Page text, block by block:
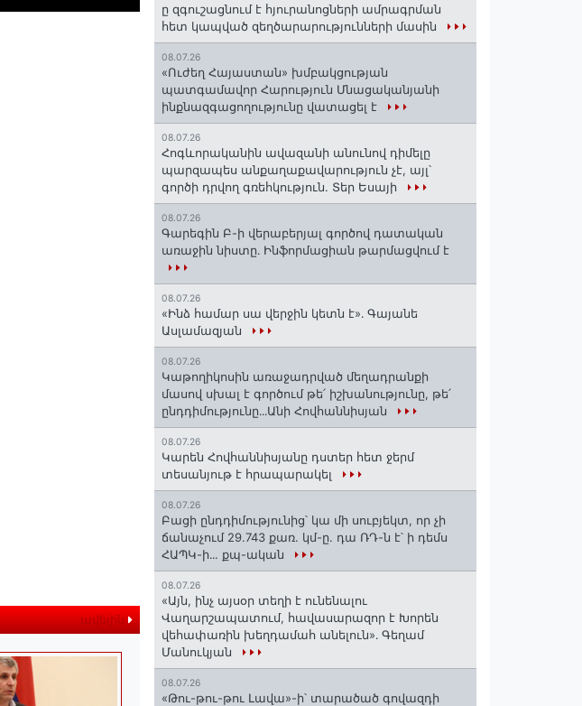
ավելին
ը զգուշացնում է հյուրանոցների ամրագրման
հետ կապված զեղծարարությունների մասին
08.07.26
«Ուժեղ Հայաստան» խմբակցության
պատգամավոր Հարություն Մնացականյանի
ինքնազգացողությունը վատացել է
08.07.26
Հոգևորականին ավազանի անունով դիմելը
պարզապես անքաղաքավարություն չէ, այլ՝
գործի դրվող գռեհկություն. Տեր Եսայի
08.07.26
Գարեգին Բ-ի վերաբերյալ գործով դատական
առաջին նիստը․ Ինֆորմացիան թարմացվում է
08.07.26
«Ինձ համար սա վերջին կետն է»․ Գայանե
Ասլամազյան
08.07.26
Կաթողիկոսին առաջադրված մեղադրանքի
մասով սխալ է գործում թե՛ իշխանությունը, թե՛
ընդդիմությունը․․․Անի Հովհաննիսյան
08.07.26
Կարեն Հովհաննիսյանը դստեր հետ ջերմ
տեսանյութ է հրապարակել
08.07.26
Բացի ընդդիմությունից՝ կա մի սուբյեկտ, որ չի
ճանաչում 29.743 քառ. կմ-ը. դա ՌԴ-ն է՝ ի դեմս
ՀԱՊԿ-ի․․. քպ-ական
08.07.26
«Այն, ինչ այսօր տեղի է ունենալու
Վաղարշապատում, հավասարազոր է Խորեն
վեհափառին խեղդամահ անելուն»․ Գեղամ
Մանուկյան
08.07.26
«Թու-թու-թու Լավա»-ի՝ տարածած գովազդի